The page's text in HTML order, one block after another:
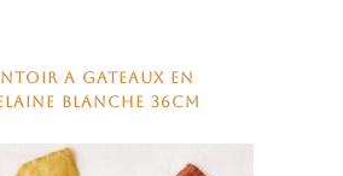
A GATEAUX EN
BLANCHE 36CM